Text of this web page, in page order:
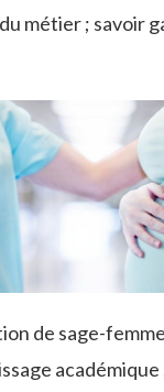
métier ; savoir
de sage-
académique